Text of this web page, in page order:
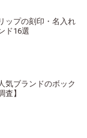
ップの刻印・名入れ
ド16選
気ブランドのボック
査】